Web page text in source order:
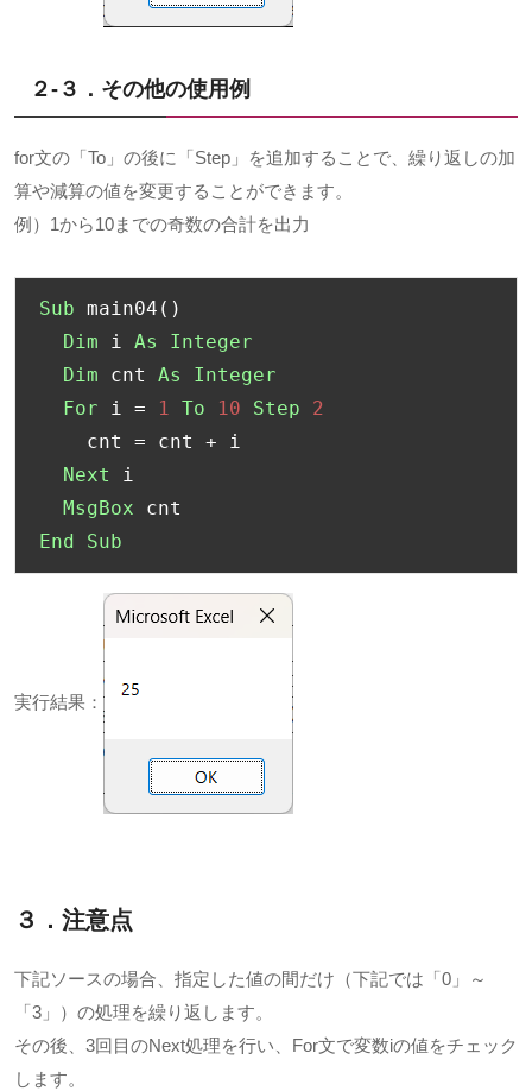
２-３．その他の使用例
for文の「To」の後に「Step」を追加することで、繰り返しの加
算や減算の値を変更することができます。
例）1から10までの奇数の合計を出力
Sub main04 ()
Dim i As
Integer
Dim cnt As
Integer
For i = 1 To 10 Step
2
    cnt
= cnt + i
Next
i
MsgBox
End
Sub
実行結果：
３．注意点
下記ソースの場合、指定した値の間だけ（下記では「0」～
「3」）の処理を繰り返します。
その後、3回目のNext処理を行い、For文で変数iの値をチェック
します。